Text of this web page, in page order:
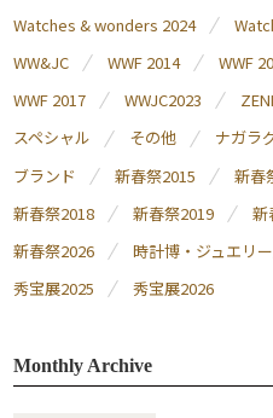
Watches & wonders 2024
WW&JC
WWF 2014 WWF
WWF 2017
WWJC2023
スペシャル
その他 ナガラ
ブランド
新春祭2015 新春
新春祭2018
新春祭2019 新
新春祭2026
時計博・ジュエリ
秀宝展2025
秀宝展2026
Monthly Archive